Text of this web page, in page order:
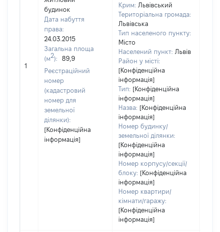
1
будинок
Дата набуття
права:
24.03.2015
Загальна площа
(м2):
89,9
Реєстраційний
номер
(кадастровий
номер для
земельної
ділянки):
[Конфіденційна
інформація]
Крим: Львівський
Територіальна громада:
Львівська
Тип населеного пункту:
Місто
Населений пункт: Львів
Район у місті:
[Конфіденційна
інформація]
Тип: [Конфіденційна
інформація]
Назва: [Конфіденційна
інформація]
Номер будинку/
земельної ділянки:
[Конфіденційна
інформація]
Номер корпусу/секції/
блоку: [Конфіденційна
інформація]
Номер квартири/
кімнати/гаражу:
[Конфіденційна
інформація]